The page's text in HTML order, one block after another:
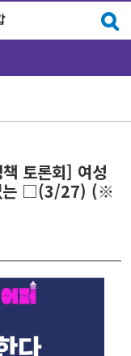
토론회] 여성
는 □(3/27) (※